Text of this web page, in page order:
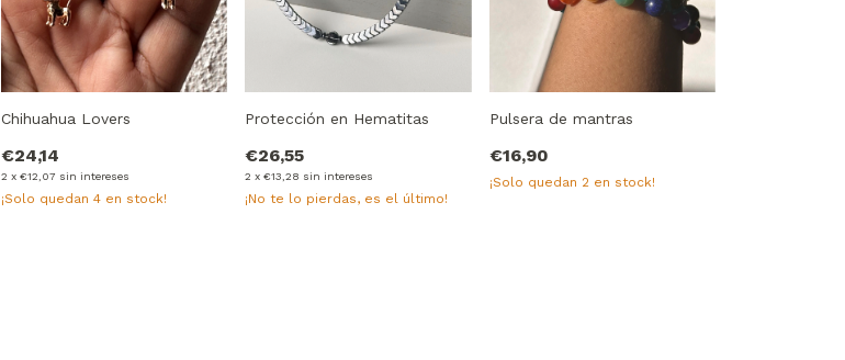
Chihuahua Lovers
€24,14
2 x €12,07 sin intereses
¡Solo quedan 4en stock!
Protección en Hematitas
€26,55
2 x€13,28 sin intereses
¡No te lo pierdas, es el último!
Pulsera de mantras
€16,90
¡Solo quedan 2en stock!